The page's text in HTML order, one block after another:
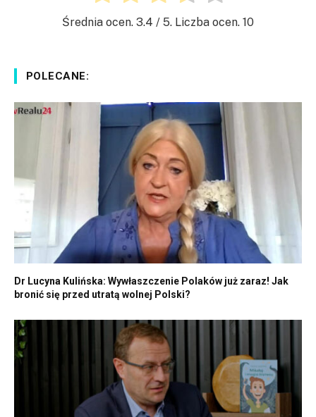
Średnia ocen. 3.4 / 5. Liczba ocen. 10
POLECANE:
Dr Lucyna Kulińska: Wywłaszczenie Polaków już zaraz! Jak
bronić się przed utratą wolnej Polski?